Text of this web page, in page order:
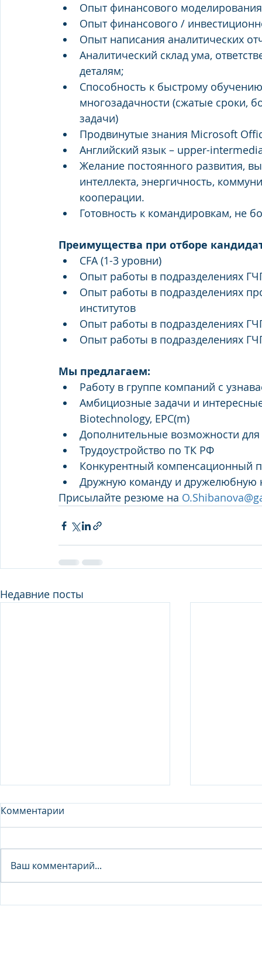
Опыт финансового
Опыт финансового /
Опыт написания аналитических
Аналитический склад ума,
деталям;
Способность к быстрому
многозадачности (сжатые
задачи)
Продвинутые знания Microsoft
Английский язык – upper-
Желание постоянного развития,
интеллекта, энергичность,
кооперации.
Готовность к командировкам, не
Преимущества при отборе
CFA (1-3 уровни)
Опыт работы в подразделениях
Опыт работы в подразделениях
институтов
Опыт работы в подразделениях
Опыт работы в подразделениях
Мы предлагаем:
Работу в группе компаний с
Амбициозные задачи и
Biotechnology, EPC(m)
Дополнительные возможности
Трудоустройство по ТК РФ
Конкурентный компенсационный
Дружную команду и дружелюбную
Присылайте резюме на
Недавние посты
Junior Analyst / Analyst -
Комментарии
Ваш комментарий...